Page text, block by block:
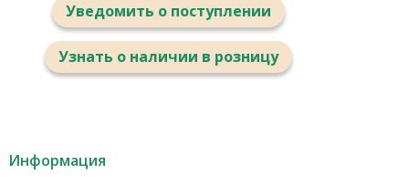
Уведомить о поступлении
Узнать о наличии в розницу
Информация